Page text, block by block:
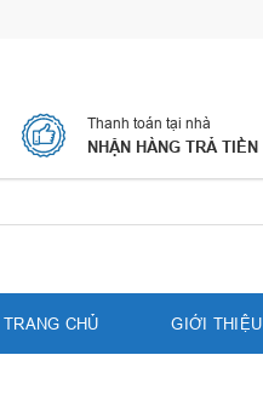
Thanh toán tại nhà
NHẬN HÀNG TRẢ TIỀN
TRANG CHỦ GIỚI THIỆU